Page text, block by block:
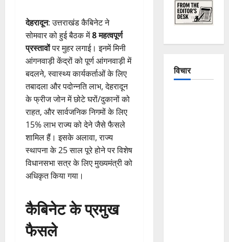
देहरादून: उत्तराखंड कैबिनेट ने
सोमवार को हुई बैठक में8 महत्वपूर्ण
प्रस्तावोंपर मुहर लगाई। इनमें मिनी
आंगनवाड़ी केंद्रों को पूर्ण आंगनवाड़ी में
बदलने, स्वास्थ्य कार्यकर्ताओं के लिए
तबादला और पदोन्नति लाभ, देहरादून
के फ्रीज जोन में छोटे घरों/दुकानों को
राहत, और सार्वजनिक निगमों के लिए
15% लाभ राज्य को देने जैसे फैसले
शामिल हैं। इसके अलावा, राज्य
स्थापना के 25 साल पूरे होने पर विशेष
विधानसभा सत्र के लिए मुख्यमंत्री को
अधिकृत किया गया।
कैबिनेट के प्रमुख
फैसले
विचार